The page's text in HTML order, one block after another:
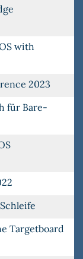
with
2023
für Bare-
Targetboard